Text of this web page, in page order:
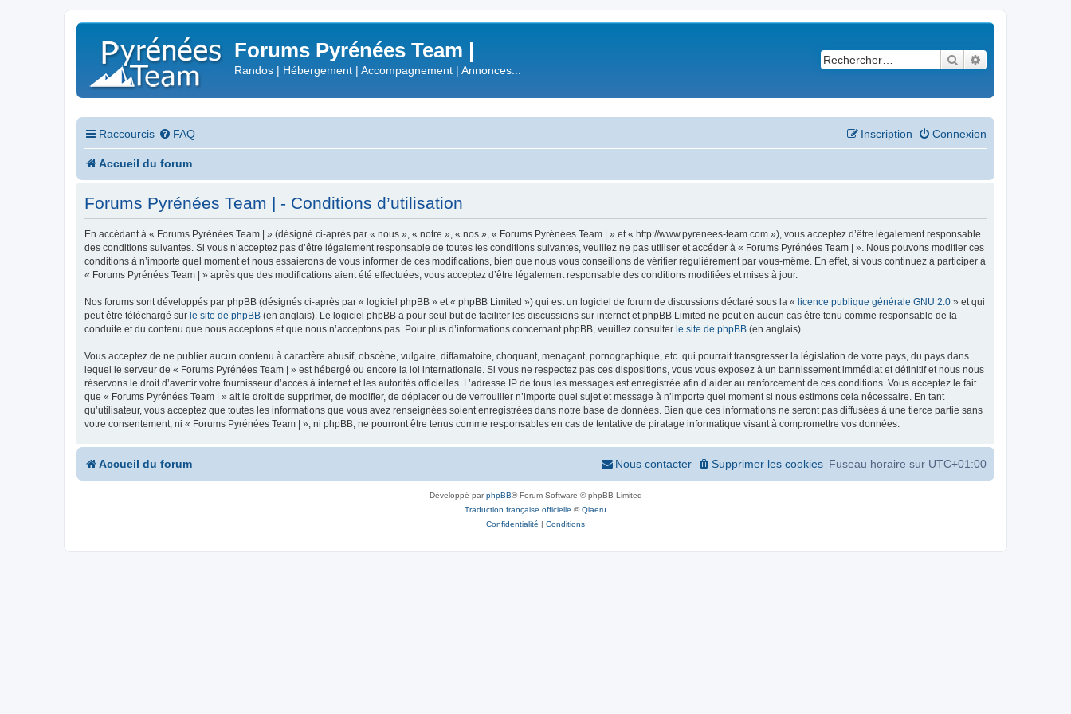
Forums Pyrénées Team |
Randos | Hébergement | Accompagnement | Annonces...
Rechercher
Raccourcis FAQ Connexion
Inscription
Accueil du forum
Forums Pyrénées Team | - Conditions d’utilisation
En accédant à « Forums Pyrénées Team | » (désigné ci-après par « nous », « notre », « nos », « Forums Pyrénées Team | » et « http://www.pyrenees-team.com »), vous acceptez d’être légalement responsable
des conditions suivantes. Si vous n’acceptez pas d’être légalement responsable de toutes les conditions suivantes, veuillez ne pas utiliser et accéder à « Forums Pyrénées Team | ». Nous pouvons modifier ces
conditions à n’importe quel moment et nous essaierons de vous informer de ces modifications, bien que nous vous conseillons de vérifier régulièrement par vous-même. En effet, si vous continuez à participer à
« Forums Pyrénées Team | » après que des modifications aient été effectuées, vous acceptez d’être légalement responsable des conditions modifiées et mises à jour.
Nos forums sont développés par phpBB (désignés ci-après par « logiciel phpBB » et « phpBB Limited ») qui est un logiciel de forum de discussions déclaré sous la « licence publique générale GNU 2.0 » et qui
peut être téléchargé sur le site de phpBB (en anglais). Le logiciel phpBB a pour seul but de faciliter les discussions sur internet et phpBB Limited ne peut en aucun cas être tenu comme responsable de la
conduite et du contenu que nous acceptons et que nous n’acceptons pas. Pour plus d’informations concernant phpBB, veuillez consulter le site de phpBB (en anglais).
Vous acceptez de ne publier aucun contenu à caractère abusif, obscène, vulgaire, diffamatoire, choquant, menaçant, pornographique, etc. qui pourrait transgresser la législation de votre pays, du pays dans
lequel le serveur de « Forums Pyrénées Team | » est hébergé ou encore la loi internationale. Si vous ne respectez pas ces dispositions, vous vous exposez à un bannissement immédiat et définitif et nous nous
réservons le droit d’avertir votre fournisseur d’accès à internet et les autorités officielles. L’adresse IP de tous les messages est enregistrée afin d’aider au renforcement de ces conditions. Vous acceptez le fait
que « Forums Pyrénées Team | » ait le droit de supprimer, de modifier, de déplacer ou de verrouiller n’importe quel sujet et message à n’importe quel moment si nous estimons cela nécessaire. En tant
qu’utilisateur, vous acceptez que toutes les informations que vous avez renseignées soient enregistrées dans notre base de données. Bien que ces informations ne seront pas diffusées à une tierce partie sans
votre consentement, ni « Forums Pyrénées Team | », ni phpBB, ne pourront être tenus comme responsables en cas de tentative de piratage informatique visant à compromettre vos données.
Accueil du forum Fuseau horaire sur UTC+01:00
Supprimer les cookies
Nous contacter
Développé parphpBB® Forum Software © phpBB Limited
Traduction française officielle ©Qiaeru
Confidentialité | Conditions